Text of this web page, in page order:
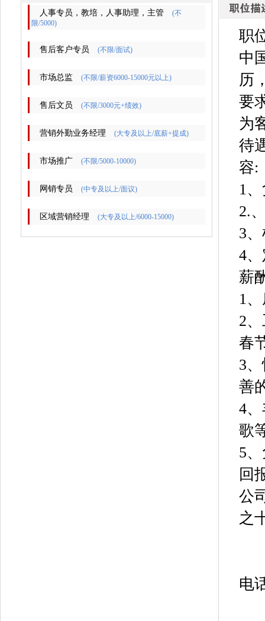
人事专员，教培，人事助理，主管
(不
限/5000)
售后客户专员 (不限/面试)
市场总监 (不限/薪资6000-15000元以上)
售后文员 (不限/3000元+绩效)
营销外勤业务经理 (大专及以上/底薪+提成)
市场推广 (不限/5000-10000)
网销专员 (中专及以上/面议)
区域营销经理 (大专及以上/6000-15000)
职
中
历
要
为
待
容:
1
2.
3
4
薪
1
2
春
3
善
4
歌
5
回
公
之
电